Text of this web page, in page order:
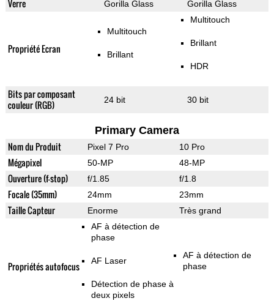
Verre Gorilla Glass Gorilla Glass
Propriété Ecran
Multitouch
Brillant
Multitouch
Brillant
HDR
Bits par composant
couleur (RGB)
24 bit 30 bit
Primary Camera
Nom du Produit Pixel 7 Pro 10 Pro
Mégapixel 50-MP 48-MP
Ouverture (f-stop) f/1.85 f/1.8
Focale (35mm) 24mm 23mm
Taille Capteur Enorme Très grand
Propriétés autofocus
AF à détection de
phase
AF Laser
Détection de phase à
deux pixels
AF à détection de
phase